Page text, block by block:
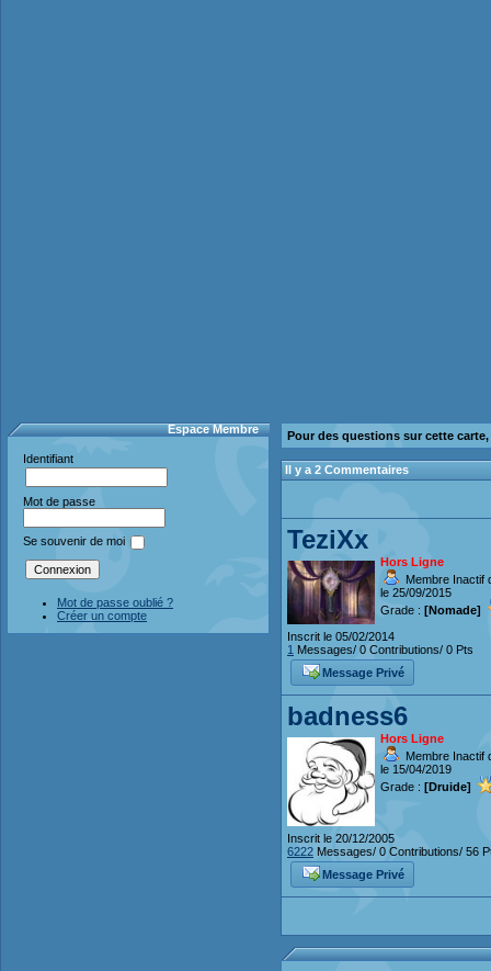
Espace Membre
Identifiant
Mot de passe
Se souvenir de moi
Mot de passe oublié ?
Créer un compte
Pour des questions sur cette
Il y a 2 Commentaires
TeziXx
Hors Ligne
Membre Inactif
le 25/09/2015
Grade : [Nomade]
Inscrit le 05/02/2014
1 Messages/ 0 Contributions/ 0 Pts
Message Privé
badness6
Hors Ligne
Membre Inactif
le 15/04/2019
Grade : [Druide]
Inscrit le 20/12/2005
6222 Messages/ 0 Contributions/ 56
Message Privé